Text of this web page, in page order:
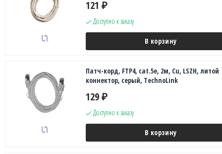
121 ₽
Доступно к заказу
В корзину
Патч-корд, FTP4, cat.5е, 2м, Сu, LSZH, литой
коннектор, серый, TechnoLink
129 ₽
Доступно к заказу
В корзину